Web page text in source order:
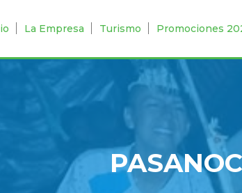
La Empresa Turismo Promociones